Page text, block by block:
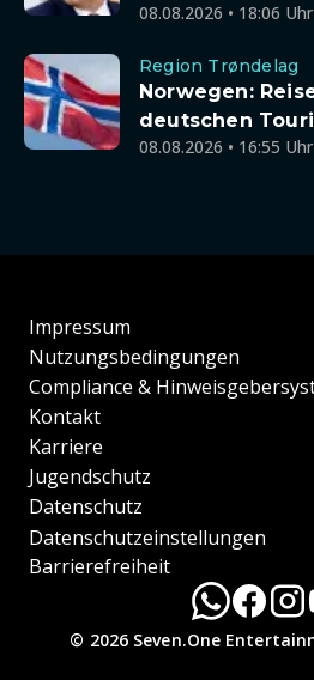
08.08.2026 • 18:06 Uhr
Region Trøndelag
Norwegen:
deutschen
08.08.2026 • 16:55 Uhr
Impressum
Nutzungsbedingungen
Compliance &
Kontakt
Karriere
Jugendschutz
Datenschutz
Datenschutzeinstellungen
Barrierefreiheit
© 2026 Seven.One